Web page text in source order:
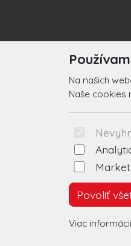
Na našich
Naše cookies
Povoliť
Viac